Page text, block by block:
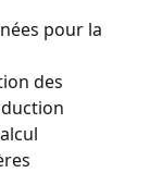
pour la
des